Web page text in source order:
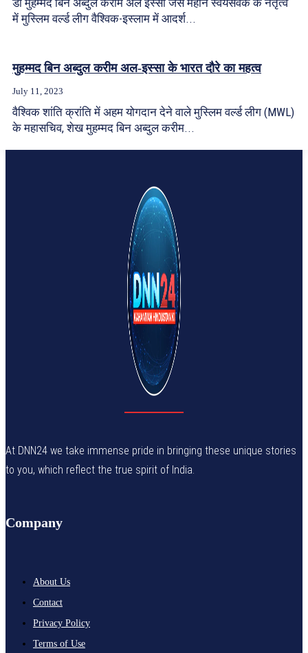
डॉ मुहम्मद बिन अब्दुल करीम अल इस्सा जैसे महान स्वयंसेवक के नेतृत्व
में मुस्लिम वर्ल्ड लीग वैश्विक-इस्लाम में आदर्श...
मुहम्मद बिन अब्दुल करीम अल-इस्सा के भारत दौरे का महत्व
July 11, 2023
वैश्विक शांति क्रांति में अहम योगदान देने वाले मुस्लिम वर्ल्ड लीग (MWL)
के महासचिव, शेख मुहम्मद बिन अब्दुल करीम...
At DNN24 we take immense pride in bringing these unique stories
to you, which reflect the true spirit of India.
Company
About Us
Contact
Privacy Policy
Terms of Use